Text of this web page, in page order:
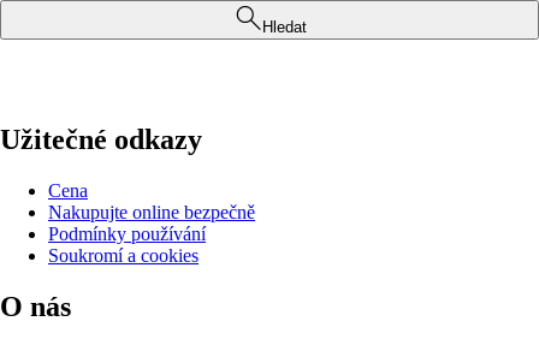
Hledat
Užitečné odkazy
Cena
Nakupujte online bezpečně
Podmínky používání
Soukromí a cookies
O nás